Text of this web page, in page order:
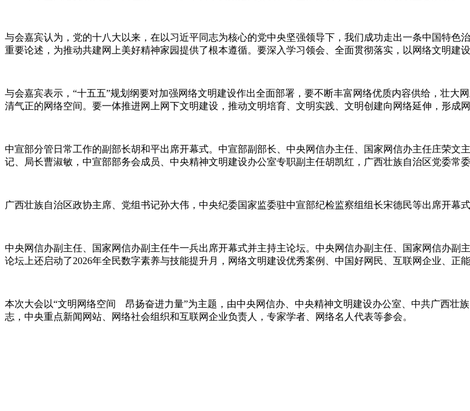
与会嘉宾认为，党的十八大以来，在以习近平同志为核心的党中央坚强领导下，我们成功走出一条中国特色
重要论述，为推动共建网上美好精神家园提供了根本遵循。要深入学习领会、全面贯彻落实，以网络文明建
与会嘉宾表示， “十五五”规划纲要对加强网络文明建设作出全面部署，要不断丰富网络优质内容供给，壮大
清气正的网络空间。要一体推进网上网下文明建设，推动文明培育、文明实践、文明创建向网络延伸，形成
中宣部分管日常工作的副部长胡和平出席开幕式。中宣部副部长、中央网信办主任、国家网信办主任庄荣
记、局长曹淑敏，中宣部部务会成员、中央精神文明建设办公室专职副主任胡凯红，广西壮族自治区党委常
广西壮族自治区政协主席、党组书记孙大伟，中央纪委国家监委驻中宣部纪检监察组组长宋德民等出席开幕式
中央网信办副主任、国家网信办副主任牛一兵出席开幕式并主持主论坛。中央网信办副主任、国家网信办副
论坛上还启动了2026年全民数字素养与技能提升月，网络文明建设优秀案例、中国好网民、互联网企业、正
本次大会以“文明网络空间 昂扬奋进力量”为主题，由中央网信办、中央精神文明建设办公室、中共广西壮
志，中央重点新闻网站、网络社会组织和互联网企业负责人，专家学者、网络名人代表等参会。